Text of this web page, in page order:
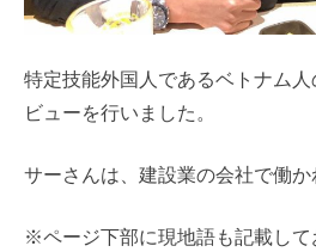
特定技能外国人であるベトナム
ビューを行いました。
サーさんは、建設業の会社で働か
※ページ下部に現地語も記載して